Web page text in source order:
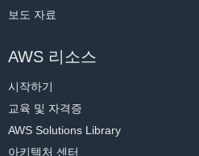
이제 AWS Cloud9 환경을 볼 수 있습
대로, AWS Cloud9 화면의 세 가지 영
파일 탐색기:
록을 표시합니다.
보도 자료
AWS 리소스
시작하기
교육 및 자격증
AWS Solutions Library
아키텍처 센터